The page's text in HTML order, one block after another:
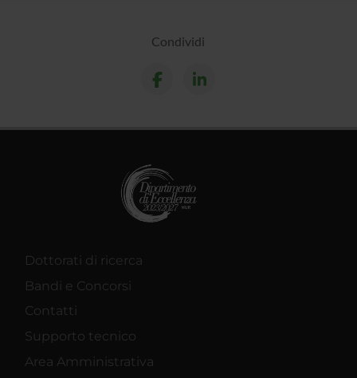
Condividi
Dottorati di ricerca
Bandi e Concorsi
Contatti
Supporto tecnico
Area Amministrativa